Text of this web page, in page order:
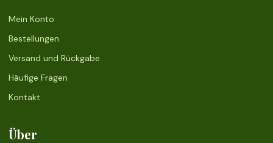
Mein Konto
Bestellungen
Versand und Rückgabe
Häufige Fragen
Kontakt
Über